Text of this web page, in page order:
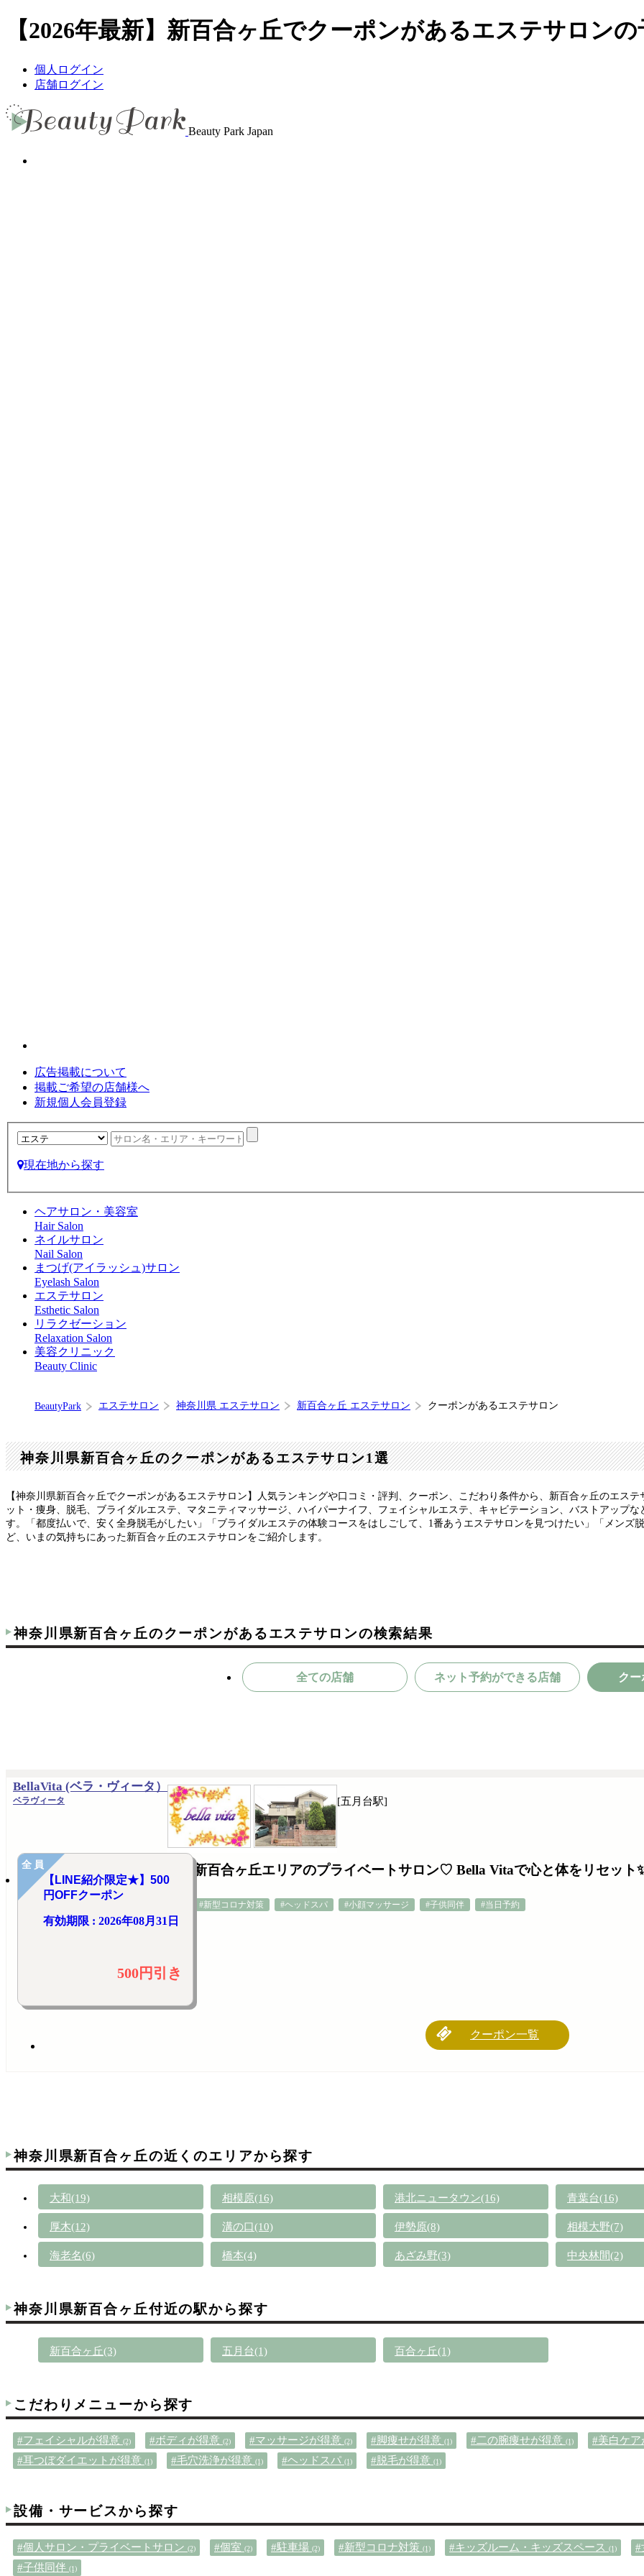
【2026年最新】新百合ヶ丘でクーポンがあるエステサロン
個人ログイン
店舗ログイン
Beauty Park Japan
広告掲載について
掲載ご希望の店舗様へ
新規個人会員登録
現在地から探す
ヘアサロン・美容室
Hair Salon
ネイルサロン
Nail Salon
まつげ(アイラッシュ)サロン
Eyelash Salon
エステサロン
Esthetic Salon
リラクゼーション
Relaxation Salon
美容クリニック
Beauty Clinic
BeautyPark エステサロン 神奈川県 エステサロン 新百合ヶ丘 エステサロン クーポンがあるエステサロン
神奈川県新百合ヶ丘のクーポンがあるエステサロン1選
【神奈川県新百合ヶ丘でクーポンがあるエステサロン】人気ランキングや口コミ・評判、クーポン、こだわり条件から、新百合ヶ丘のエス
ット・痩身、脱毛、ブライダルエステ、マタニティマッサージ、ハイパーナイフ、フェイシャルエステ、キャビテーション、バストアップ
す。「都度払いで、安く全身脱毛がしたい」「ブライダルエステの体験コースをはしごして、1番あうエステサロンを見つけたい」「メン
ど、いまの気持ちにあった新百合ヶ丘のエステサロンをご紹介します。
神奈川県新百合ヶ丘のクーポンがあるエステサロンの検索結果
全ての店舗 ネット予約ができる店舗 クー
BellaVita (ベラ・ヴィータ）
ベラヴィータ
新百合ヶ丘エリアのプライベートサロン♡ Bella Vitaで心と体をリセット
#新型コロナ対策 #ヘッドスパ #小顔マッサージ #子供同伴 #当日予約
[五月台駅]
全員
【LINE紹介限定★】500
円OFFクーポン
有効期限 : 2026年08月31日
500円引き
クーポン一覧
神奈川県新百合ヶ丘の近くのエリアから探す
大和(19) 相模原(16) 港北ニュータウン(16) 青葉台(16)
厚木(12) 溝の口(10) 伊勢原(8) 相模大野(7)
海老名(6) 橋本(4) あざみ野(3) 中央林間(2)
神奈川県新百合ヶ丘付近の駅から探す
新百合ヶ丘(3) 五月台(1) 百合ヶ丘(1)
こだわりメニューから探す
#フェイシャルが得意 (2) #ボディが得意 (2) #マッサージが得意 (2) #脚痩せが得意 (1) #二の腕痩せが得意 (1)
#美白ケ
#耳つぼダイエットが得意 (1) #毛穴洗浄が得意 (1) #ヘッドスパ (1) #脱毛が得意 (1)
設備・サービスから探す
#個人サロン・プライベートサロン (2) #個室 (2) #駐車場 (2) #新型コロナ対策 (1) #キッズルーム・キッズスペース (1)
#
#子供同伴 (1)